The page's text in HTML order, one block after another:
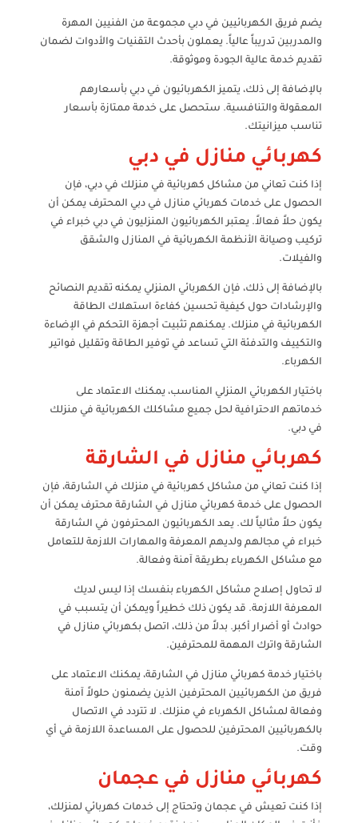
يضم فريق الكهربائيين في دبي مجموعة من الفنيين المهرة
والمدربين تدريباً عالياً. يعملون بأحدث التقنيات والأدوات لضمان
تقديم خدمة عالية الجودة وموثوقة.
بالإضافة إلى ذلك، يتميز الكهربائيون في دبي بأسعارهم
المعقولة والتنافسية. ستحصل على خدمة ممتازة بأسعار
تناسب ميزانيتك.
كهربائي منازل في دبي
إذا كنت تعاني من مشاكل كهربائية في منزلك في دبي، فإن
الحصول على خدمات كهربائي منازل في دبي المحترف يمكن أن
يكون حلاً فعالاً. يعتبر الكهربائيون المنزليون في دبي خبراء في
تركيب وصيانة الأنظمة الكهربائية في المنازل والشقق
والفيلات.
بالإضافة إلى ذلك، فإن الكهربائي المنزلي يمكنه تقديم النصائح
والإرشادات حول كيفية تحسين كفاءة استهلاك الطاقة
الكهربائية في منزلك. يمكنهم تثبيت أجهزة التحكم في الإضاءة
والتكييف والتدفئة التي تساعد في توفير الطاقة وتقليل فواتير
الكهرباء.
باختيار الكهربائي المنزلي المناسب، يمكنك الاعتماد على
خدماتهم الاحترافية لحل جميع مشاكلك الكهربائية في منزلك
في دبي.
كهربائي منازل في الشارقة
إذا كنت تعاني من مشاكل كهربائية في منزلك في الشارقة، فإن
الحصول على خدمة كهربائي منازل في الشارقة محترف يمكن أن
يكون حلاً مثالياً لك. يعد الكهربائيون المحترفون في الشارقة
خبراء في مجالهم ولديهم المعرفة والمهارات اللازمة للتعامل
مع مشاكل الكهرباء بطريقة آمنة وفعالة.
لا تحاول إصلاح مشاكل الكهرباء بنفسك إذا ليس لديك
المعرفة اللازمة. قد يكون ذلك خطيراً ويمكن أن يتسبب في
حوادث أو أضرار أكبر. بدلاً من ذلك، اتصل بكهربائي منازل في
الشارقة واترك المهمة للمحترفين.
باختيار خدمة كهربائي منازل في الشارقة، يمكنك الاعتماد على
فريق من الكهربائيين المحترفين الذين يضمنون حلولاً آمنة
وفعالة لمشاكل الكهرباء في منزلك. لا تتردد في الاتصال
بالكهربائيين المحترفين للحصول على المساعدة اللازمة في أي
وقت.
كهربائي منازل في عجمان
إذا كنت تعيش في عجمان وتحتاج إلى خدمات كهربائي لمنزلك،